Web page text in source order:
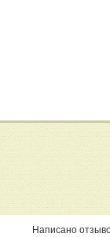
Написано